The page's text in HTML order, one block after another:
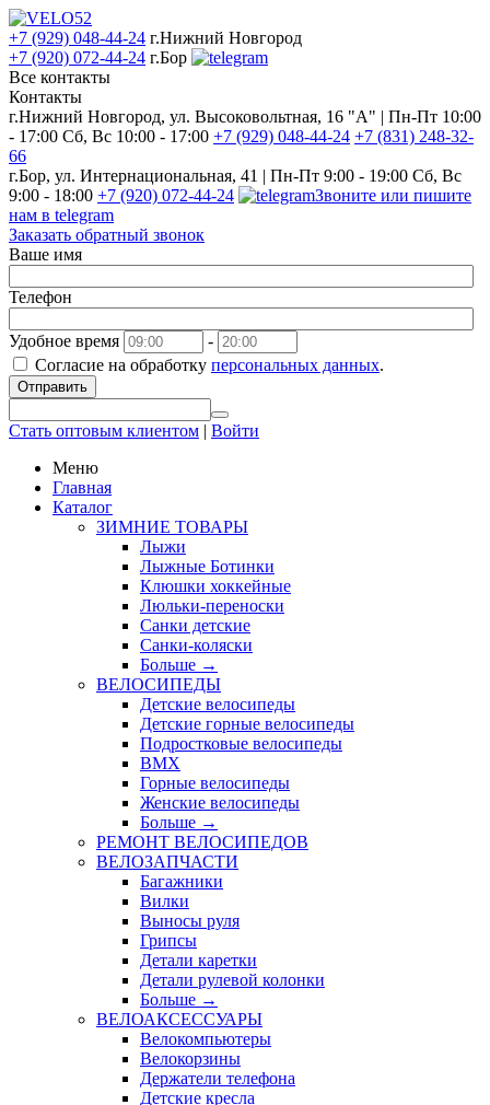
+7 (929) 048-44-24 г.Нижний Новгород
+7 (920) 072-44-24 г.Бор
Все контакты
Контакты
г.Нижний Новгород, ул. Высоковольтная, 16 "А" | Пн-Пт 10:00
- 17:00 Сб, Вс 10:00 - 17:00 +7 (929) 048-44-24 +7 (831) 248-32-
66
г.Бор, ул. Интернациональная, 41 | Пн-Пт 9:00 - 19:00 Сб, Вс
9:00 - 18:00 +7 (920) 072-44-24
Звоните или пишите
нам в telegram
Заказать обратный звонок
Ваше имя
Телефон
Удобное время
-
Согласие на обработку персональных данных.
Отправить
Стать оптовым клиентом | Войти
Меню
Главная
Каталог
ЗИМНИЕ ТОВАРЫ
Лыжи
Лыжные Ботинки
Клюшки хоккейные
Люльки-переноски
Санки детские
Санки-коляски
Больше →
ВЕЛОСИПЕДЫ
Детские велосипеды
Детские горные велосипеды
Подростковые велосипеды
BMX
Горные велосипеды
Женские велосипеды
Больше →
РЕМОНТ ВЕЛОСИПЕДОВ
ВЕЛОЗАПЧАСТИ
Багажники
Вилки
Выносы руля
Грипсы
Детали каретки
Детали рулевой колонки
Больше →
ВЕЛОАКСЕССУАРЫ
Велокомпьютеры
Велокорзины
Держатели телефона
Детские кресла